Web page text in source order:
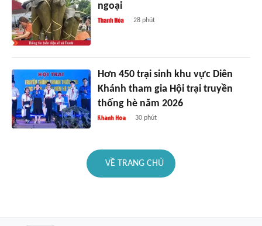
ngoại
28 phút
Hơn 450 trại sinh khu vực Diên
Khánh tham gia Hội trại truyền
thống hè năm 2026
30 phút
VỀ TRANG CHỦ